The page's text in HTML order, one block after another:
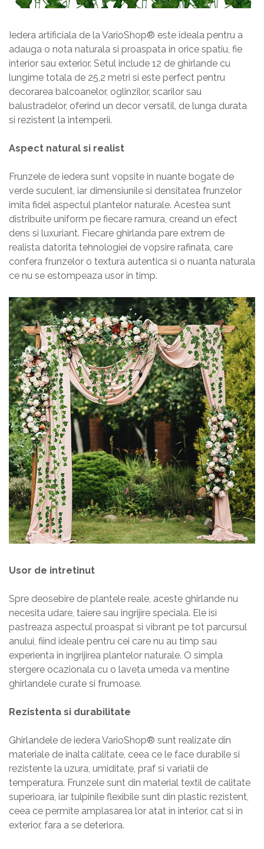
Iedera artificiala de la VarioShop® este ideala pentru a
adauga o nota naturala si proaspata in orice spatiu, fie
interior sau exterior. Setul include 12 de ghirlande cu
lungime totala de 25,2 metri si este perfect pentru
decorarea balcoanelor, oglinzilor, scarilor sau
balustradelor, oferind un decor versatil, de lunga durata
si rezistent la intemperii.
Aspect natural si realist
Frunzele de iedera sunt vopsite in nuante bogate de
verde suculent, iar dimensiunile si densitatea frunzelor
imita fidel aspectul plantelor naturale. Acestea sunt
distribuite uniform pe fiecare ramura, creand un efect
dens si luxuriant. Fiecare ghirlanda pare extrem de
realista datorita tehnologiei de vopsire rafinata, care
confera frunzelor o textura autentica si o nuanta naturala
ce nu se estompeaza usor in timp.
Usor de intretinut
Spre deosebire de plantele reale, aceste ghirlande nu
necesita udare, taiere sau ingrijire speciala. Ele isi
pastreaza aspectul proaspat si vibrant pe tot parcursul
anului, fiind ideale pentru cei care nu au timp sau
experienta in ingrijirea plantelor naturale. O simpla
stergere ocazionala cu o laveta umeda va mentine
ghirlandele curate si frumoase.
Rezistenta si durabilitate
Ghirlandele de iedera VarioShop® sunt realizate din
materiale de inalta calitate, ceea ce le face durabile si
rezistente la uzura, umiditate, praf si variatii de
temperatura. Frunzele sunt din material textil de calitate
superioara, iar tulpinile flexibile sunt din plastic rezistent,
ceea ce permite amplasarea lor atat in interior, cat si in
exterior, fara a se deteriora.